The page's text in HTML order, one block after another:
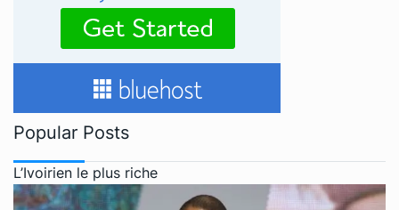
Popular Posts
L’Ivoirien le plus riche